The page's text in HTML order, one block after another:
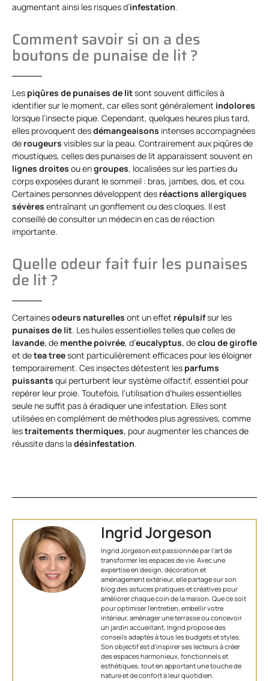
augmentant ainsi les risques d’infestation.
Comment savoir si on a des
boutons de punaise de lit ?
Les piqûres de punaises de litsont souvent difficiles à
identifier sur le moment, car elles sont généralement indolores
lorsque l’insecte pique. Cependant, quelques heures plus tard,
elles provoquent desdémangeaisons intenses accompagnées
de rougeurs visibles sur la peau. Contrairement aux piqûres de
moustiques, celles des punaises de lit apparaissent souvent en
lignes droites ou engroupes, localisées sur les parties du
corps exposées durant le sommeil : bras, jambes, dos, et cou.
Certaines personnes développent des réactions allergiques
sévères entraînant un gonflement ou des cloques. Il est
conseillé de consulter un médecin en cas de réaction
importante.
Quelle odeur fait fuir les punaises
de lit ?
Certainesodeurs naturelles ont un effet répulsifsur les
punaises de lit. Les huiles essentielles telles que celles de
lavande, de menthe poivrée, d’eucalyptus, declou de girofle
et detea treesont particulièrement efficaces pour les éloigner
temporairement. Ces insectes détestent les parfums
puissants qui perturbent leur système olfactif, essentiel pour
repérer leur proie. Toutefois, l’utilisation d’huiles essentielles
seule ne suffit pas à éradiquer une infestation. Elles sont
utilisées en complément de méthodes plus agressives, comme
lestraitements thermiques, pour augmenter les chances de
réussite dans la désinfestation.
Ingrid Jorgeson
Ingrid Jorgeson est passionnée par l'art de
transformer les espaces de vie. Avec une
expertise en design, décoration et
aménagement extérieur, elle partage sur son
blog des astuces pratiques et créatives pour
améliorer chaque coin de la maison. Que ce soit
pour optimiser l’entretien, embellir votre
intérieur, aménager une terrasse ou concevoir
un jardin accueillant, Ingrid propose des
conseils adaptés à tous les budgets et styles.
Son objectif est d'inspirer ses lecteurs à créer
des espaces harmonieux, fonctionnels et
esthétiques, tout en apportant une touche de
nature et de confort à leur quotidien.